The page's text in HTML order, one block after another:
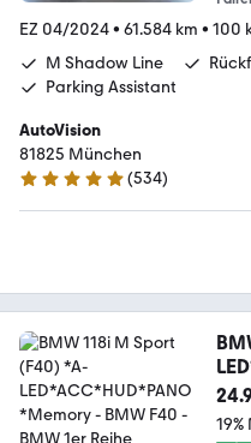
EZ 04/2024• 61.584 km • 100
M Shadow Line
Parking Assistant
AutoVision
81825 München
4.9 Sterne
(534)